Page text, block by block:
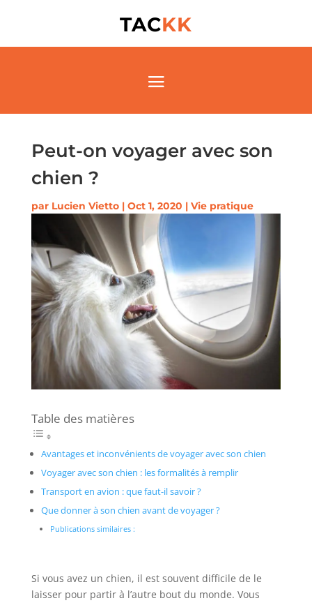
TACKK
Peut-on voyager avec son
chien ?
par Lucien Vietto| Oct 1, 2020 | Vie pratique
Table des matières
Avantages et inconvénients de voyager avec son chien
Voyager avec son chien : les formalités à remplir
Transport en avion : que faut-il savoir ?
Que donner à son chien avant de voyager ?
Publications similaires :
Si vous avez un chien, il est souvent difficile de le
laisser pour partir à l’autre bout du monde. Vous